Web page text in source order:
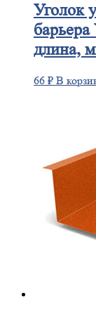
Уголок
длина,
66 ₽ В